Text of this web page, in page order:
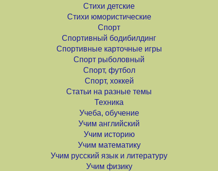
Стихи детские
Стихи юмористические
Спорт
Спортивный бодибилдинг
Спортивные карточные игры
Спорт рыболовный
Спорт, футбол
Спорт, хоккей
Статьи на разные темы
Техника
Учеба, обучение
Учим английский
Учим историю
Учим математику
Учим русский язык и литературу
Учим физику